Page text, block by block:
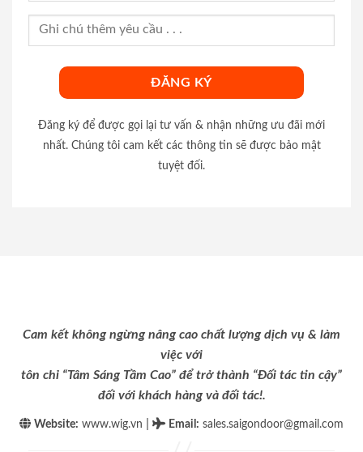
Đăng ký để được gọi lại tư vấn & nhận những ưu đãi mới
nhất. Chúng tôi cam kết các thông tin sẽ được bảo mật
tuyệt đối.
Cam kết không ngừng nâng cao chất lượng dịch vụ & làm
việc với
tôn chỉ “Tâm Sáng Tầm Cao” để trở thành “Đối tác tin cậy”
đối với khách hàng và đối tác!.
Website: www.wig.vn Email : sales.saigondoor@gmail.com